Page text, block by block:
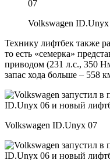
Volkswagen
Технику лифтбек также
то есть «семерка»
приводом (231 л.с., 350
запас хода больше – 558
Volkswagen ID.Unyx 07